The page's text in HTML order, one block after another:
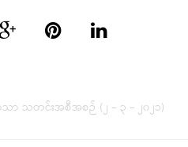
ာ သတင်းအစီအစဉ် (၂ – ၃ – ၂၀၂၁)